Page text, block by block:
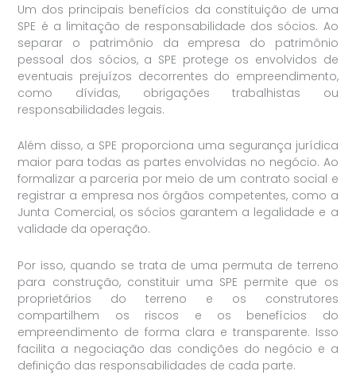
Um dos principais benefícios da constituição de uma
SPE é a limitação de responsabilidade dos sócios. Ao
separar o patrimônio da empresa do patrimônio
pessoal dos sócios, a SPE protege os envolvidos de
eventuais prejuízos decorrentes do empreendimento,
como dívidas, obrigações trabalhistas ou
responsabilidades legais.
Além disso, a SPE proporciona uma segurança jurídica
maior para todas as partes envolvidas no negócio. Ao
formalizar a parceria por meio de um contrato social e
registrar a empresa nos órgãos competentes, como a
Junta Comercial, os sócios garantem a legalidade e a
validade da operação.
Por isso, quando se trata de uma permuta de terreno
para construção, constituir uma SPE permite que os
proprietários do terreno e os construtores
compartilhem os riscos e os benefícios do
empreendimento de forma clara e transparente. Isso
facilita a negociação das condições do negócio e a
definição das responsabilidades de cada parte.